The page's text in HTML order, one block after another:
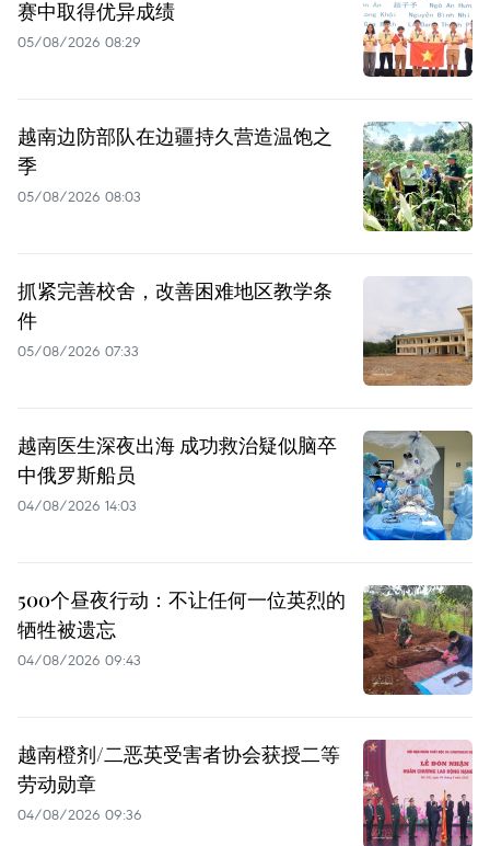
赛中取得优异成绩
05/08/2026 08:29
越南边防部队在边疆持久营造温饱之
季
05/08/2026 08:03
抓紧完善校舍，改善困难地区教学条
件
05/08/2026 07:33
越南医生深夜出海 成功救治疑似脑卒
中俄罗斯船员
04/08/2026 14:03
500个昼夜行动：不让任何一位英烈的
牺牲被遗忘
04/08/2026 09:43
越南橙剂/二恶英受害者协会获授二等
劳动勋章
04/08/2026 09:36